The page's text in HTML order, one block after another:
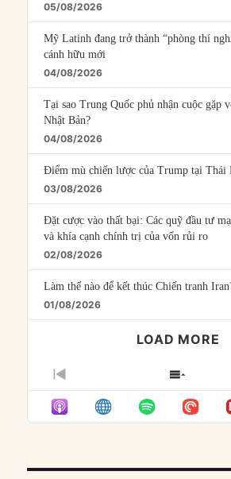
05/08/2026
Mỹ Latinh đang trở thành “phòng thí
cánh hữu mới
04/08/2026
Tại sao Trung Quốc phủ nhận cuộc gặp
Nhật Bản?
04/08/2026
Điểm mù chiến lược của Trump tại Thái
03/08/2026
Đặt cược vào thất bại: Các quỹ đầu tư
và khía cạnh chính trị của vốn rủi ro
02/08/2026
Làm thế nào để kết thúc Chiến tranh
01/08/2026
LOAD MORE
PREVIOUS
EPISODE
SHOW
LIST